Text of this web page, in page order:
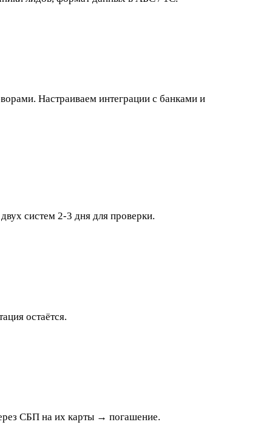
Настраиваем интеграции с банками и
систем 2-3 дня для проверки.
остаётся.
СБП на их карты → погашение.